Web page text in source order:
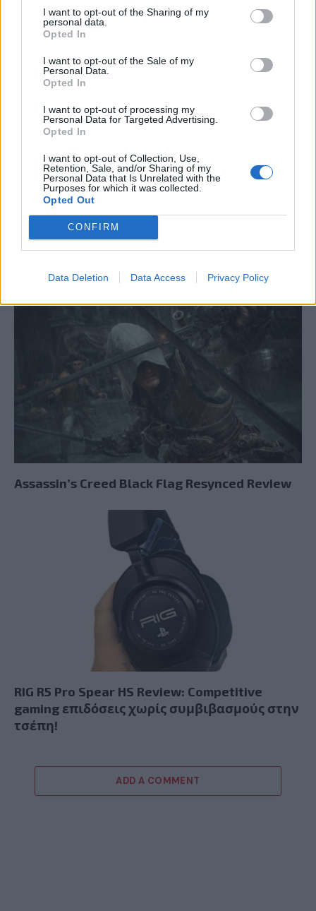
I want to opt-out of the Sharing of my
personal data.
Opted In
I want to opt-out of the Sale of my
Personal Data.
Opted In
I want to opt-out of processing my
Personal Data for Targeted Advertising.
Opted In
I want to opt-out of Collection, Use,
Retention, Sale, and/or Sharing of my
Personal Data that Is Unrelated with the
Purposes for which it was collected.
Opted Out
CONFIRM
Data Deletion Data Access Privacy Policy
μαγεία των blockbusters.
RELATEDPOSTS
The Mound: Omen of Cthulhu Review
Assassin’s Creed Black Flag Resynced Review
RIG R5 Pro Spear HS Review: Competitive
gaming επιδόσεις χωρίς συμβιβασμούς στην
τσέπη!
ADD A COMMENT